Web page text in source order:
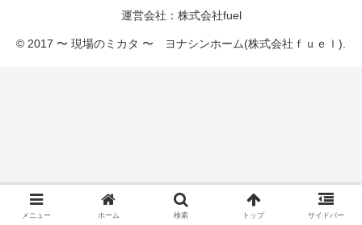
運営会社：株式会社fuel
© 2017 〜 現場のミカタ 〜 ヨナシンホーム(株式会社ｆｕｅｌ).
メニュー ホーム 検索 トップ サイドバー